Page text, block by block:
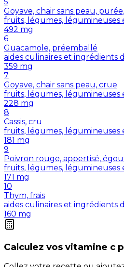
Goyave, chair sans peau,
fruits, légumes, légumineuses
492 mg
6
Guacamole, préemballé
aides culinaires et ingrédients
359 mg
7
Goyave, chair sans peau, crue
fruits, légumes, légumineuses
228 mg
8
Cassis, cru
fruits, légumes, légumineuses
181 mg
9
Poivron rouge, appertisé,
fruits, légumes, légumineuses
171 mg
10
Thym, frais
aides culinaires et ingrédients
160 mg
Calculez vos vitamine c